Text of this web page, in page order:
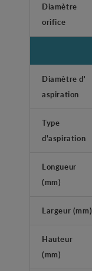
Diamètre
orifice
Diamètre d'
aspiration
Type
d'aspiration
Longueur
(mm)
Largeur (mm)
Hauteur
(mm)